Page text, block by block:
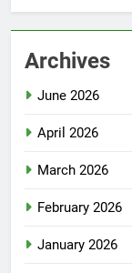
Archives
June 2026
April 2026
March 2026
February 2026
January 2026